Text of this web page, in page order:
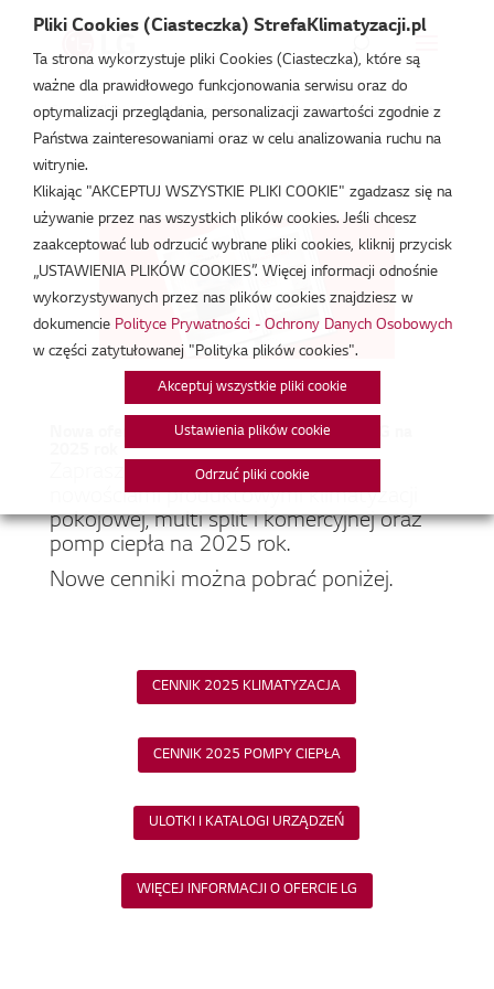
Strefa Klimatyzacji/Baza Wiedzy/Artykuły/Nowa oferta
klimatyzatorów i pomp ciepła LG na 2025 rok
Nowa oferta klimatyzatorów i pomp ciepła LG na
Zapraszamy do zapoznania się z
nowościami produktowymi klimatyzacji
pokojowej, multi split i komercyjnej oraz
pomp ciepła na 2025 rok.
Nowe cenniki można pobrać poniżej.
CENNIK 2025 KLIMATYZACJA
CENNIK 2025 POMPY CIEPŁA
ULOTKI I KATALOGI URZĄDZEŃ
WIĘCEJ INFORMACJI O OFERCIE LG
Pliki Cookies (Ciasteczka) StrefaKlimatyzacji.pl
Ta strona wykorzystuje pliki Cookies (Ciasteczka), które są
ważne dla prawidłowego funkcjonowania serwisu oraz do
optymalizacji przeglądania, personalizacji zawartości zgodnie z
Państwa zainteresowaniami oraz w celu analizowania ruchu na
witrynie.
Klikając "AKCEPTUJ WSZYSTKIE PLIKI COOKIE" zgadzasz się na
używanie przez nas wszystkich plików cookies. Jeśli chcesz
zaakceptować lub odrzucić wybrane pliki cookies, kliknij przycisk
„USTAWIENIA PLIKÓW COOKIES”. Więcej informacji odnośnie
wykorzystywanych przez nas plików cookies znajdziesz w
dokumencie Polityce Prywatności - Ochrony Danych Osobowych
w części zatytułowanej "Polityka plików cookies".
Akceptuj wszystkie pliki cookie
Ustawienia plików cookie
Odrzuć pliki cookie